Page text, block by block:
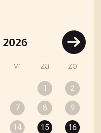
2026
vr za zo
1 2
7 8 9
14 15 16